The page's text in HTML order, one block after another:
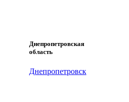
Днепропетровская
область
Днепропетровск